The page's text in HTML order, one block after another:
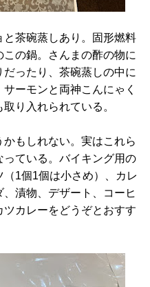
茶碗蒸しあり。固形燃料
の鍋。さんまの酢の物に
ったり、茶碗蒸しの中に
ーモンと両神こんにゃく
り入れられている。
もしれない。実はこれら
ている。バイキング用の
1個1個は小さめ）、カレ
漬物、デザート、コーヒ
カレーをどうぞとおすす